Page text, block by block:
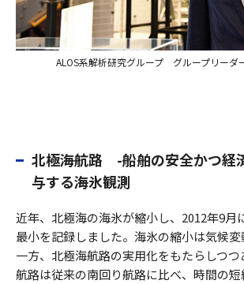
ALOS系解析研究グループ グループリー
北極海航路 -船舶の安全かつ経
与する海氷観測
近年、北極海の海氷が縮小し、2012年9月
最小を記録しました。海氷の縮小は気候
一方、北極海航路の実用化をもたらしつ
航路は従来の南回り航路に比べ、時間の